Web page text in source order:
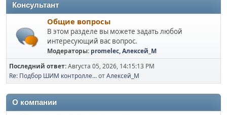
Консультант
Общие вопросы
В этом разделе вы можете задать любой
интересующий вас вопрос.
Модераторы: promelec,Алексей_М
Последний ответ:Августа 05, 2026, 14:15:13 PM
Re: Подбор ШИМ контролле...отАлексей_М
О компании